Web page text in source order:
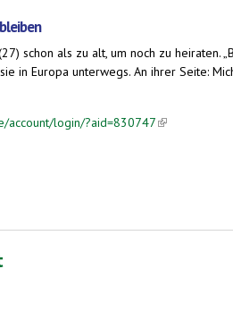
schon als zu alt, um noch zu heiraten.
in Europa unterwegs. An ihrer Seite:
account/login/?aid=830747(link is external)